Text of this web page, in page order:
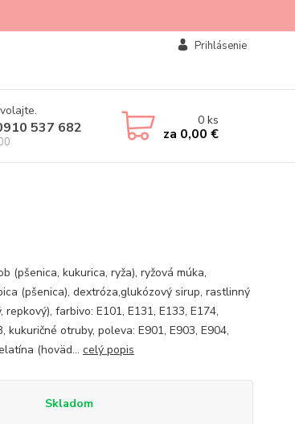
Prihlásenie
537 682 0ks
za 0,00 €
(pšenica, kukurica, ryža), ryžová múka,
(pšenica), dextróza,glukózový sirup, rastlinný
farbivo: E101, E131, E133, E174,
kukuričné ​​otruby, poleva: E901, E903, E904,
(hoväd... celý popis
Skladom